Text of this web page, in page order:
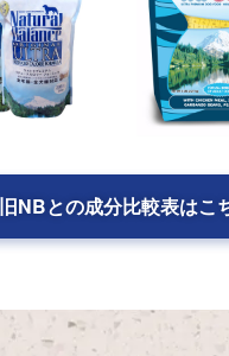
NBとの成分比較表はこ